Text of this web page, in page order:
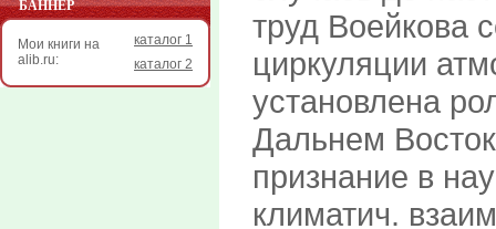
труд Воейкова
циркуляции
установлена
Дальнем
признание в
климатич.
БАННЕР
Мои книги на
alib.ru:
каталог 1
каталог 2